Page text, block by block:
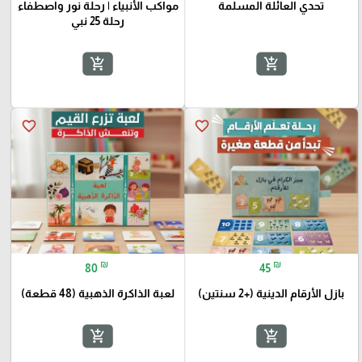
تحدي العائلة المسلمة
add_shopping_cart
مواكب الأنبياء | رحلة نور واصطفاء
رحلة 25 نبي
add_shopping_cart
favorite_border
45 ₪
بازل الأرقام الدينية (+2 سنتين)
add_shopping_cart
favorite_border
80 ₪
لعبة الذاكرة الذهبية (48 قطعة)
add_shopping_cart